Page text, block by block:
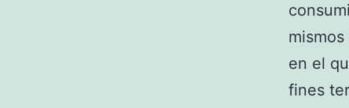
en el
fines